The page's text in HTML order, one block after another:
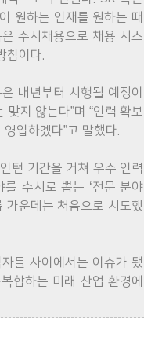
원하는 인재를 원하는 때
수시채용으로 채용 시스
침이다.
내년부터 시행될 예정이
지 않는다”며 “인력 확보
입하겠다”고 말했다.
턴 기간을 거쳐 우수 인력
를 수시로 뽑는 ‘전문 분야
가운데는 처음으로 시도했
들 사이에서는 이슈가 됐
합하는 미래 산업 환경에